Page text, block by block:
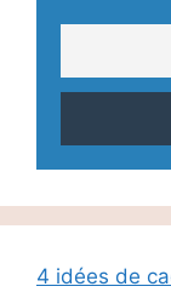
4 idées de